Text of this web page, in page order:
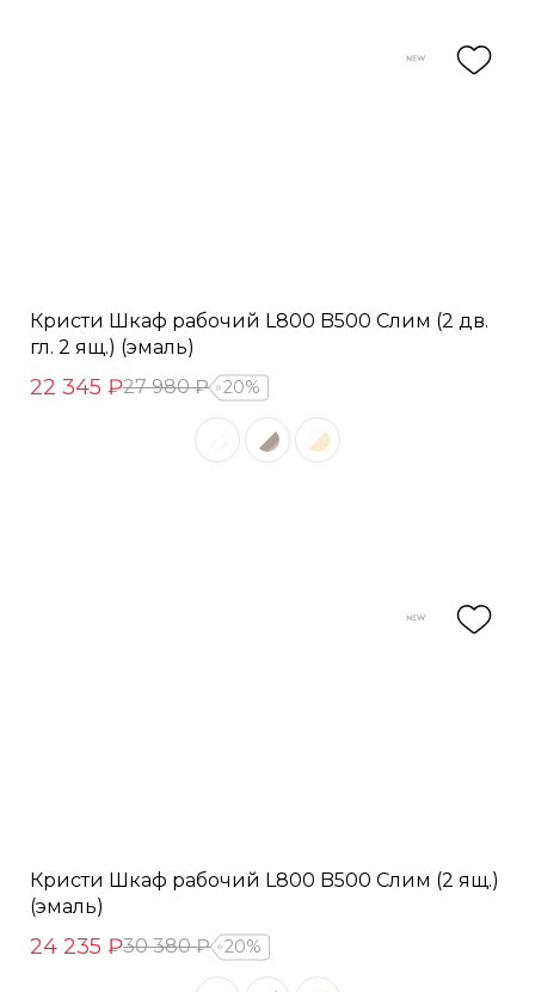
Кристи Шкаф рабочий L800 B500 Слим (2 дв.
гл. 2 ящ.) (эмаль)
22 345 ₽27 980 ₽ 20%
Кристи Шкаф рабочий L800 B500 Слим (2 ящ.)
(эмаль)
24 235 ₽30 380 ₽ 20%